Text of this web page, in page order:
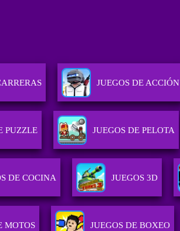
JUEGOS DE ACCIÓN
PUZZLE JUEGOS DE PELOTA
DE COCINA JUEGOS 3D
MOTOS JUEGOS DE BOXEO